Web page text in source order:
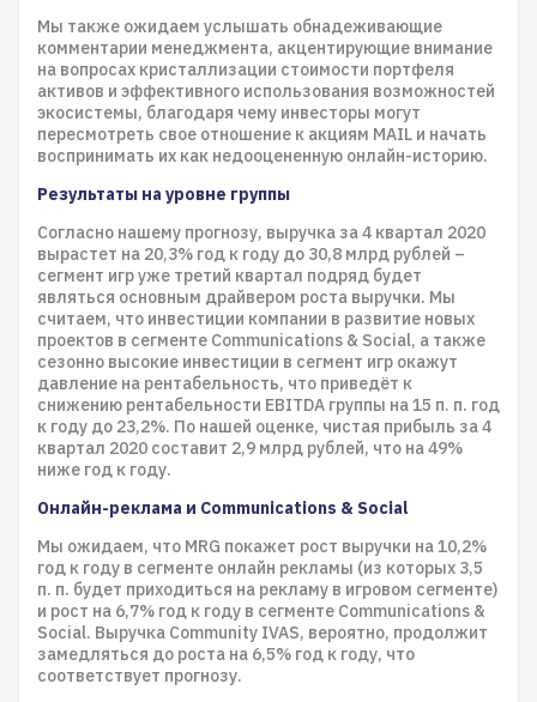
Мы также ожидаем услышать обнадеживающие
комментарии менеджмента, акцентирующие внимание
на вопросах кристаллизации стоимости портфеля
активов и эффективного использования возможностей
экосистемы, благодаря чему инвесторы могут
пересмотреть свое отношение к акциям MAIL и начать
воспринимать их как недооцененную онлайн-историю.
Результаты на уровне группы
Согласно нашему прогнозу, выручка за 4 квартал 2020
вырастет на 20,3% год к году до 30,8 млрд рублей –
сегмент игр уже третий квартал подряд будет
являться основным драйвером роста выручки. Мы
считаем, что инвестиции компании в развитие новых
проектов в сегменте Communications & Social, а также
сезонно высокие инвестиции в сегмент игр окажут
давление на рентабельность, что приведёт к
снижению рентабельности EBITDA группы на 15 п. п. год
к году до 23,2%. По нашей оценке, чистая прибыль за 4
квартал 2020 составит 2,9 млрд рублей, что на 49%
ниже год к году.
Онлайн-реклама и Communications & Social
Мы ожидаем, что MRG покажет рост выручки на 10,2%
год к году в сегменте онлайн рекламы (из которых 3,5
п. п. будет приходиться на рекламу в игровом сегменте)
и рост на 6,7% год к году в сегменте Communications &
Social. Выручка Community IVAS, вероятно, продолжит
замедляться до роста на 6,5% год к году, что
соответствует прогнозу.